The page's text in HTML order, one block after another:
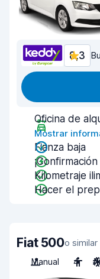
8,3
Oficina de
Mostrar
Fianza baja
Kilometraje
Hacer el
Fiat 500o similar
Manual
4